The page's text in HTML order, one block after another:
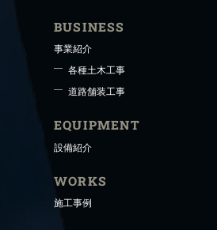
BUSINESS
事業紹介
各種土木工事
道路舗装工事
EQUIPMENT
設備紹介
WORKS
施工事例